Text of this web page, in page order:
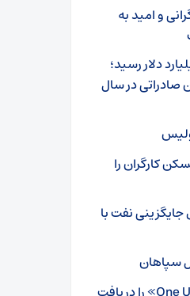
و امید به
پلاتین به ۴۳.۵میلیارد دلار رسید؛
صادراتی در سال
کارگران را
نفت با
سپاهان